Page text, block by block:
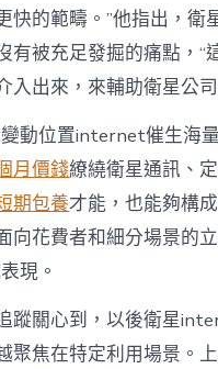
快的範疇。”他指出，衛
有被充足發掘的痛點，“
入出來，來輔助衛星公司
變動位置internet催生海
月價錢繚繞衛星通訊、
期包養才能，也能夠構
向花費者和細分場景的
現。
蹤關心到，以後衛星
聚焦在特定利用場景。